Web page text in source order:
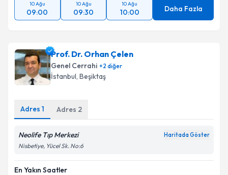
10 Ağu
09:00
10 Ağu
09:30
10 Ağu
10:00 Daha Fazla
Prof. Dr. Orhan Çelen
Genel Cerrahi +2 diğer
İstanbul, Beşiktaş
Adres 1 Adres 2
Neolife Tıp Merkezi Haritada Göster
Nisbetiye, Yücel Sk. No:6
En Yakın Saatler